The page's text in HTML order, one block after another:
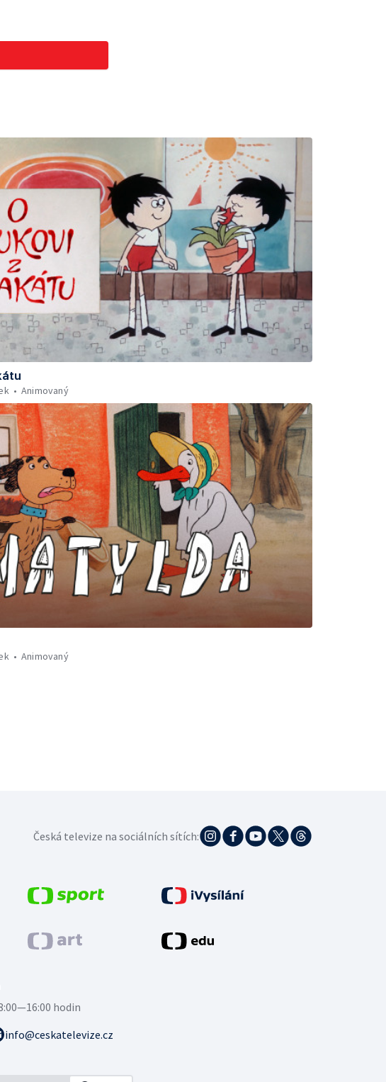
Animovaný
Animovaný
hodin
info@ceskatelevize.cz
Česká televize na sociálních sítích: